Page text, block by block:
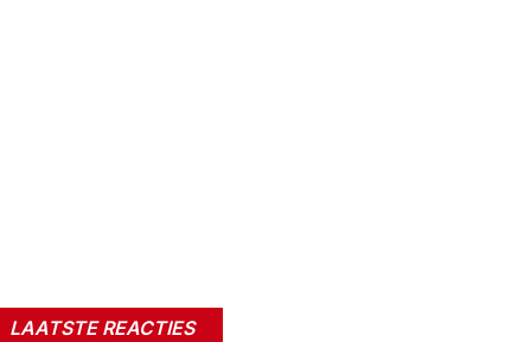
LAATSTE REACTIES